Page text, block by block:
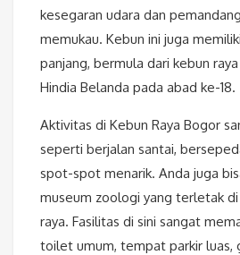
kesegaran udara dan
memukau. Kebun ini juga
panjang, bermula dari kebun
Hindia Belanda pada abad ke-18.
Aktivitas di Kebun Raya Bogor
seperti berjalan santai,
spot-spot menarik. Anda juga
museum zoologi yang terletak
raya. Fasilitas di sini sangat
toilet umum, tempat parkir luas,